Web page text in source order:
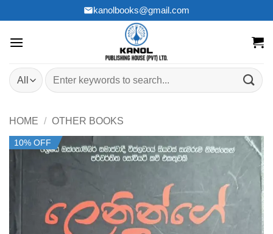
to
content
kanolbooks@gmail.com
Search
for:
HOME / OTHER BOOKS
10% OFF